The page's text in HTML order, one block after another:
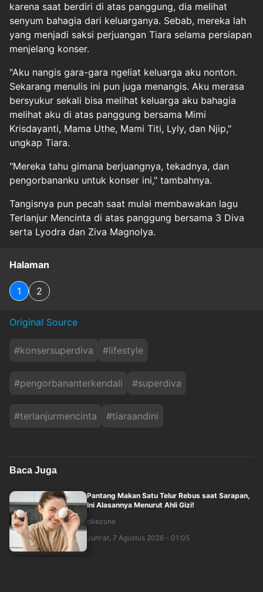
karena saat berdiri di atas panggung, dia melihat
senyum bahagia dari keluarganya. Sebab, mereka lah
yang menjadi saksi perjuangan Tiara selama persiapan
menjelang konser.
"Aku nangis gara-gara ngeliat keluarga aku nonton.
Sekarang menulis ini pun juga menangis. Aku merasa
bersyukur sekali bisa melihat keluarga aku bahagia
melihat aku di atas panggung bersama Mimi
Krisdayanti, Mama Uthe, Mami Titi, Lyly, dan Njip,"
ungkap Tiara.
"Mereka tahu gimana berjuangnya, tekadnya, dan
pengorbananku untuk konser ini," tambahnya.
Tangisnya pun pecah saat mulai membawakan lagu
Terlanjur Mencinta di atas panggung bersama 3 Diva
serta Lyodra dan Ziva Magnolya.
Halaman
1 2
Original Source
#konsersuperdiva #lifestyle
#pengorbananterkendali #superdiva
#terlanjurmencinta #tiaraandini
Baca Juga
Pantang Makan Satu Telur Rebus saat Sarapan,
Ini Alasannya Menurut Ahli Gizi!
okezone
Jum'at, 7 Agustus 2026 - 01:05